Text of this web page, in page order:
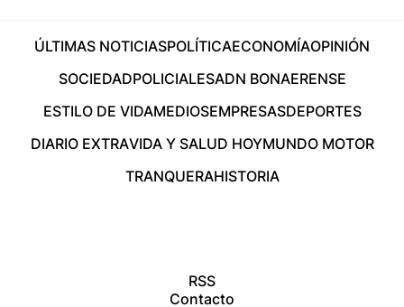
ÚLTIMAS NOTICIASPOLÍTICAECONOMÍAOPINIÓN
SOCIEDADPOLICIALESADN BONAERENSE
ESTILO DE VIDAMEDIOSEMPRESASDEPORTES
DIARIO EXTRAVIDA Y SALUD HOYMUNDO MOTOR
TRANQUERAHISTORIA
RSS
Contacto